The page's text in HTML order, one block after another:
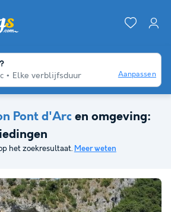
Elke verblijfsduur Aanpassen
Pont d'Arc en omgeving:
het zoekresultaat. Meer weten